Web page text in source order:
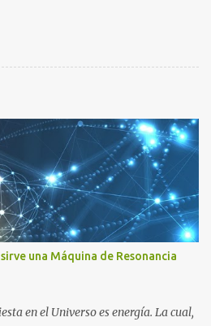
una Máquina de Resonancia
en el Universo es energía. La cual,